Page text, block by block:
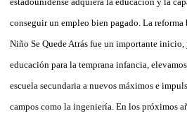
conseguir un empleo bien pagado. La
Niño Se Quede Atrás fue un importante
educación para la temprana infancia,
escuela secundaria a nuevos máximos e
campos como la ingeniería. En los próximos